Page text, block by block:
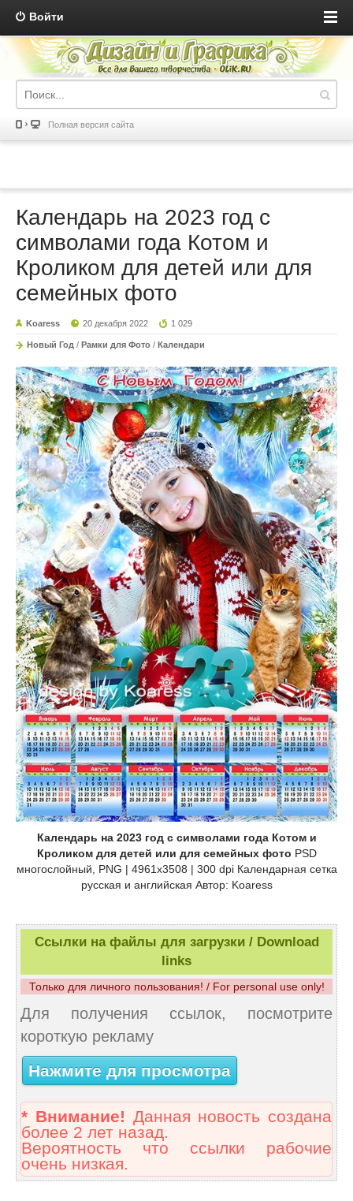
Войти
Полная версия сайта
Календарь на 2023 год с
символами года Котом и
Кроликом для детей или для
семейных фото
Koaress 20 декабря 2022 1 029
Новый Год / Рамки для Фото / Календари
Календарь на 2023 год с символами года Котом и
Кроликом для детей или для семейных фото PSD
многослойный, PNG | 4961x3508 | 300 dpi Календарная сетка
русская и английская Автор: Koaress
Ссылки на файлы для загрузки / Download
links
Только для личного пользования! / For personal use only!
Для получения ссылок, посмотрите
короткую рекламу
Нажмите для просмотра
* Внимание! Данная новость создана
более 2 лет назад.
Вероятность что ссылки рабочие
очень низкая.